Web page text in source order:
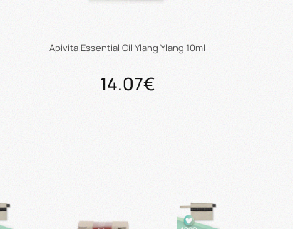
Apivita Essential Oil Ylang Ylang 10ml
14.07€
Προσθήκη στο καλάθι